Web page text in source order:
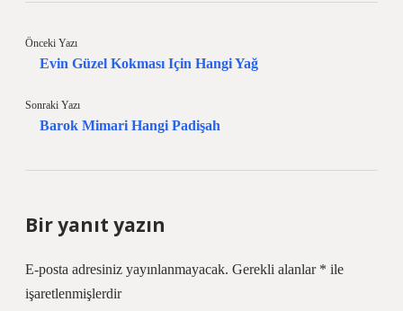
Önceki Yazı
Evin Güzel Kokması Için Hangi Yağ
Sonraki Yazı
Barok Mimari Hangi Padişah
Bir yanıt yazın
E-posta adresiniz yayınlanmayacak. Gerekli alanlar * ile
işaretlenmişlerdir